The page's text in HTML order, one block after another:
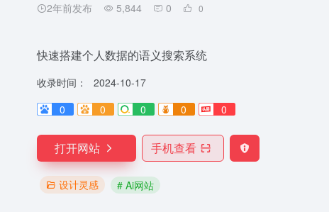
2年前发布 5,844 0 0
快速搭建个人数据的语义搜索系统
收录时间：
2024-10-17
0
0 0 0 0
打开网站 手机查看
设计灵感 # Ai网站